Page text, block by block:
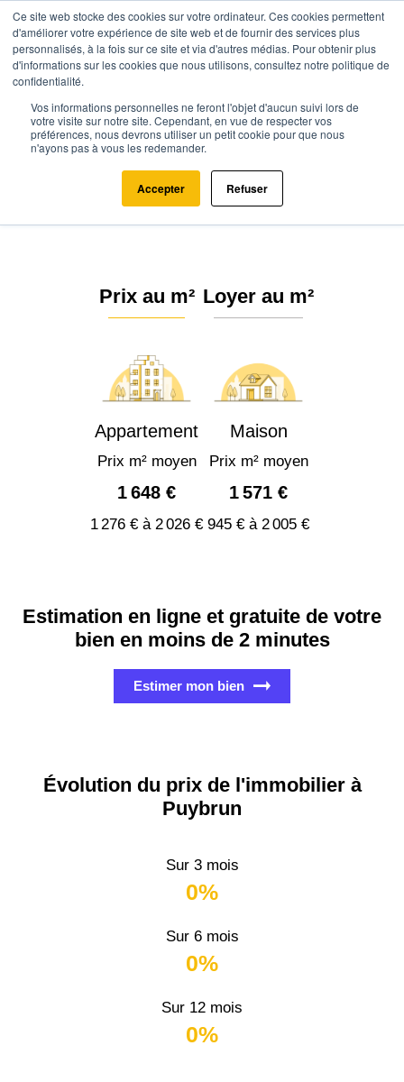
Ce site web stocke des cookies sur votre ordinateur. Ces cookies permettent
d'améliorer votre expérience de site web et de fournir des services plus
personnalisés, à la fois sur ce site et via d'autres médias. Pour obtenir plus
d'informations sur les cookies que nous utilisons, consultez notre politique de
confidentialité.
Vos informations personnelles ne feront l'objet d'aucun suivi lors de
votre visite sur notre site. Cependant, en vue de respecter vos
préférences, nous devrons utiliser un petit cookie pour que nous
n'ayons pas à vous les redemander.
Accepter Refuser
Agence.immo Prix immobilier Occitanie Lot Puybrun (46130)
Estimation immobilière à Puybrun
: Prix m² 2026
Prix au m²
Appartement
Prix m² moyen
1 648 €
1 276 € à 2 026 €
Loyer au m²
Maison
Prix m² moyen
1 571 €
945 € à 2 005 €
Estimation en ligne et gratuite de votre
bien en moins de 2 minutes
Estimer mon bien
Évolution du prix de l'immobilier à
Puybrun
Sur 3 mois
0%
Sur 6 mois
0%
Sur 12 mois
0%